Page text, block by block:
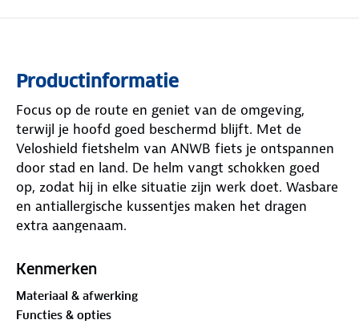
Productinformatie
Focus op de route en geniet van de omgeving,
terwijl je hoofd goed beschermd blijft. Met de
Veloshield fietshelm van ANWB fiets je ontspannen
door stad en land. De helm vangt schokken goed
op, zodat hij in elke situatie zijn werk doet. Wasbare
en antiallergische kussentjes maken het dragen
extra aangenaam.
Ventilatiegaten zorgen voor een frisse luchtstroom
op afstand. Zo geniet je ongestoord van de vrijheid
Kenmerken
Materiaal & afwerking
Functies & opties